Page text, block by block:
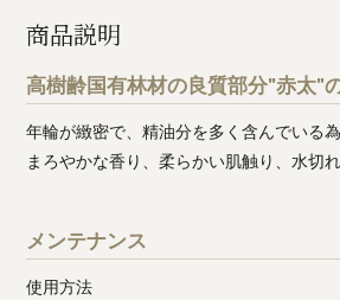
商品説明
高樹齢国有林材の良質部分"赤太"
年輪が緻密で、精油分を多く含んでいる
まろやかな香り、柔らかい肌触り、水切
メンテナンス
使用方法